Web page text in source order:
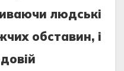
людські
обставин, і